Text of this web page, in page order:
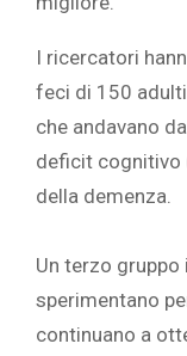
I ricercatori
feci di 150
che andavano
deficit cognitivo
della demenza.
Un terzo gruppo
sperimentano
continuano a